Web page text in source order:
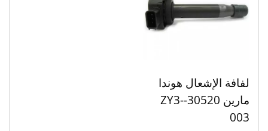
لفافة الإشعال هوندا
مارين 30520-ZY3-
003